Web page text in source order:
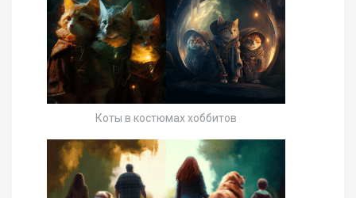
Коты в костюмах хоббитов